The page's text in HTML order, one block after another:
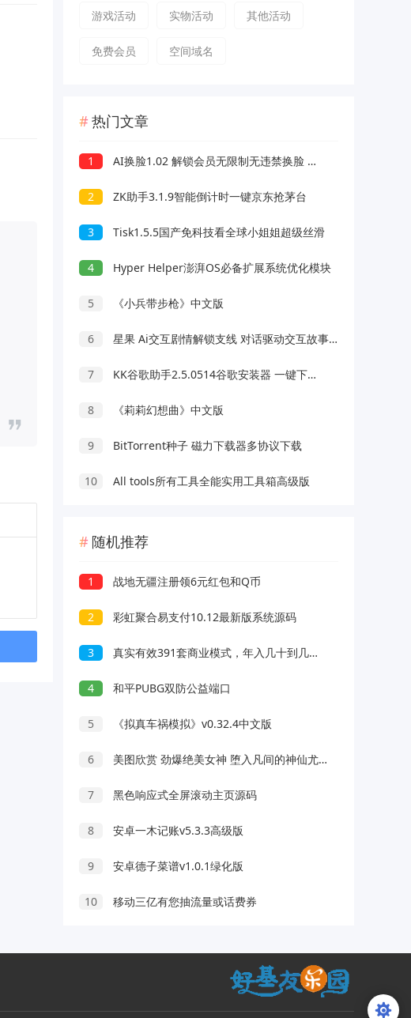
游戏活动 实物活动 其他活动
免费会员 空间域名
热门文章
1 AI换脸1.02 解锁会员无限制无违禁换脸 支持照片/视频
2 ZK助手3.1.9智能倒计时一键京东抢茅台
3 Tisk1.5.5国产免科技看全球小姐姐超级丝滑
4 Hyper Helper澎湃OS必备扩展系统优化模块
5 《小兵带步枪》中文版
6 星果 Ai交互剧情解锁支线 对话驱动交互故事剧情
7 KK谷歌助手2.5.0514谷歌安装器 一键下载安装
8 《莉莉幻想曲》中文版
9 BitTorrent种子 磁力下载器多协议下载
10 All tools所有工具全能实用工具箱高级版
随机推荐
1 战地无疆注册领6元红包和Q币
2 彩虹聚合易支付10.12最新版系统源码
3 真实有效391套商业模式，年入几十到几百万案例解析娱乐版 视频+图文
4 和平PUBG双防公益端口
5 《拟真车祸模拟》v0.32.4中文版
6 美图欣赏 劲爆绝美女神 堕入凡间的神仙尤物回归 媚态摄魂无与伦比
7 黑色响应式全屏滚动主页源码
8 安卓一木记账v5.3.3高级版
9 安卓德子菜谱v1.0.1绿化版
10 移动三亿有您抽流量或话费券